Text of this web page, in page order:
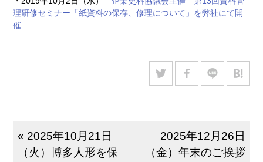
理研修セミナー「紙資料の保存、修理について」を弊社にて開
催
« 2025年10月21日
（火）博多人形を保
2025年12月26日
（金）年末のご挨拶